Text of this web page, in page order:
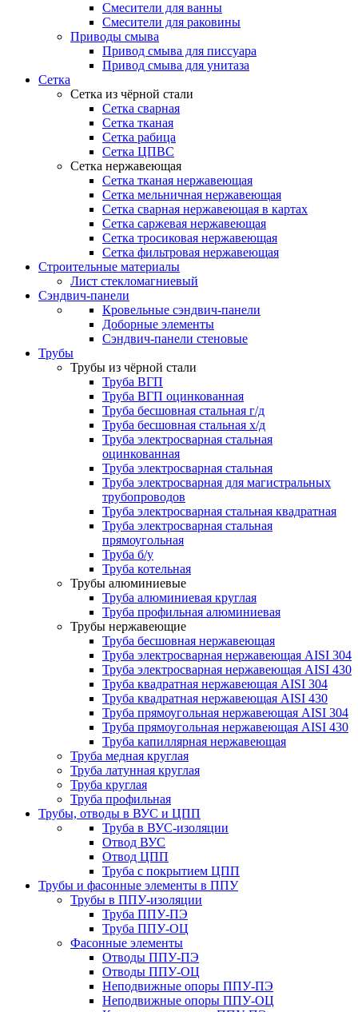
Смесители для ванны
Смесители для раковины
Приводы смыва
Привод смыва для писсуара
Привод смыва для унитаза
Сетка
Сетка из чёрной стали
Сетка сварная
Сетка тканая
Сетка рабица
Сетка ЦПВС
Сетка нержавеющая
Сетка тканая нержавеющая
Сетка мельничная нержавеющая
Сетка сварная нержавеющая в картах
Сетка саржевая нержавеющая
Сетка тросиковая нержавеющая
Сетка фильтровая нержавеющая
Строительные материалы
Лист стекломагниевый
Сэндвич-панели
Кровельные сэндвич-панели
Доборные элементы
Сэндвич-панели стеновые
Трубы
Трубы из чёрной стали
Труба ВГП
Труба ВГП оцинкованная
Труба бесшовная стальная г/д
Труба бесшовная стальная х/д
Труба электросварная стальная
оцинкованная
Труба электросварная стальная
Труба электросварная для магистральных
трубопроводов
Труба электросварная стальная квадратная
Труба электросварная стальная
прямоугольная
Труба б/у
Труба котельная
Трубы алюминиевые
Труба алюминиевая круглая
Труба профильная алюминиевая
Трубы нержавеющие
Труба бесшовная нержавеющая
Труба электросварная нержавеющая AISI 304
Труба электросварная нержавеющая AISI 430
Труба квадратная нержавеющая AISI 304
Труба квадратная нержавеющая AISI 430
Труба прямоугольная нержавеющая AISI 304
Труба прямоугольная нержавеющая AISI 430
Труба капиллярная нержавеющая
Труба медная круглая
Труба латунная круглая
Труба круглая
Труба профильная
Трубы, отводы в ВУС и ЦПП
Труба в ВУС-изоляции
Отвод ВУС
Отвод ЦПП
Труба с покрытием ЦПП
Трубы и фасонные элементы в ППУ
Трубы в ППУ-изоляции
Труба ППУ-ПЭ
Труба ППУ-ОЦ
Фасонные элементы
Отводы ППУ-ПЭ
Отводы ППУ-ОЦ
Неподвижные опоры ППУ-ПЭ
Неподвижные опоры ППУ-ОЦ